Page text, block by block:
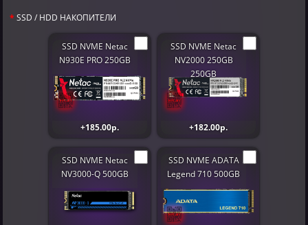
SSD / HDD НАКОПИТЕЛИ
SSD NVME Netac
N930E PRO 250GB
+185.00р.
SSD NVME Netac
NV2000 250GB
250GB
+182.00р.
SSD NVME Netac
NV3000-Q 500GB
SSD NVME ADATA
Legend 710 500GB